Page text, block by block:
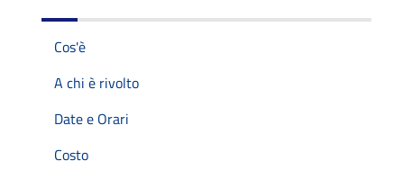
Cos'è
A chi è rivolto
Date e Orari
Costo